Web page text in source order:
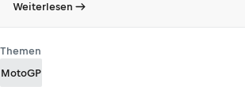
Weiterlesen
Themen
MotoGP